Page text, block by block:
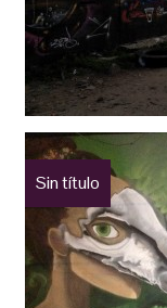
Sin título